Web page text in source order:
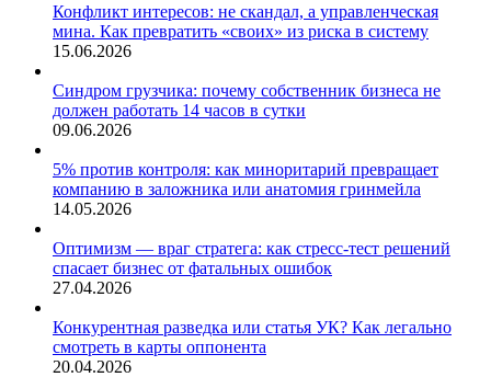
Конфликт интересов: не скандал, а управленческая
мина. Как превратить «своих» из риска в систему
15.06.2026
Синдром грузчика: почему собственник бизнеса не
должен работать 14 часов в сутки
09.06.2026
5% против контроля: как миноритарий превращает
компанию в заложника или анатомия гринмейла
14.05.2026
Оптимизм — враг стратега: как стресс-тест решений
спасает бизнес от фатальных ошибок
27.04.2026
Конкурентная разведка или статья УК? Как легально
смотреть в карты оппонента
20.04.2026